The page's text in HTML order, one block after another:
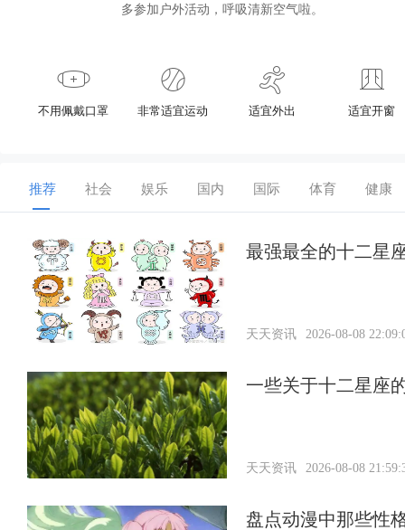
多参加户外活动，呼吸清新空气啦。
不用佩戴口罩 非常适宜运动 适宜外出 适宜开窗
推荐 社会 娱乐 国内 国际 体育 健康
最强最全的十二星
天天资讯 2026-08-08
一些关于十二星座
天天资讯 2026-08-08
盘点动漫中那些性